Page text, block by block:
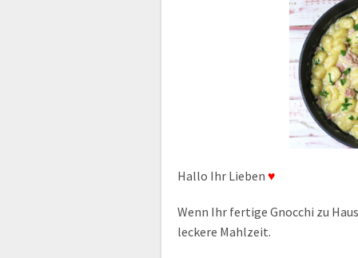
Hallo Ihr Lieben ♥
Wenn Ihr fertige Gnocchi zu
leckere Mahlzeit.